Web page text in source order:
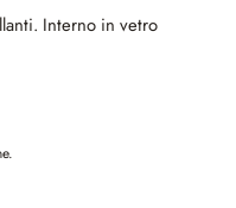
Interno in vetro